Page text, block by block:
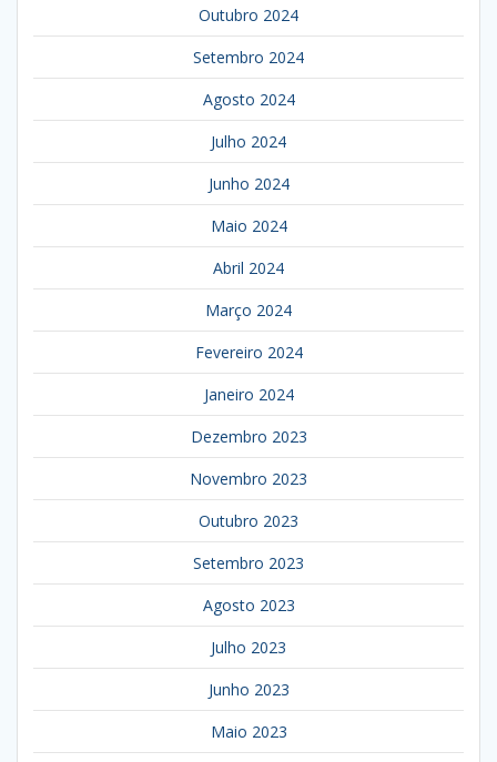
Outubro 2024
Setembro 2024
Agosto 2024
Julho 2024
Junho 2024
Maio 2024
Abril 2024
Março 2024
Fevereiro 2024
Janeiro 2024
Dezembro 2023
Novembro 2023
Outubro 2023
Setembro 2023
Agosto 2023
Julho 2023
Junho 2023
Maio 2023